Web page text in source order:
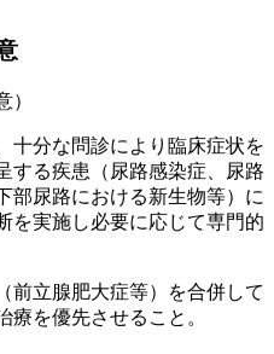
）
分な問診により臨床症状を
する疾患（尿路感染症、尿路
部尿路における新生物等）に
を実施し必要に応じて専門的
立腺肥大症等）を合併して
療を優先させること。